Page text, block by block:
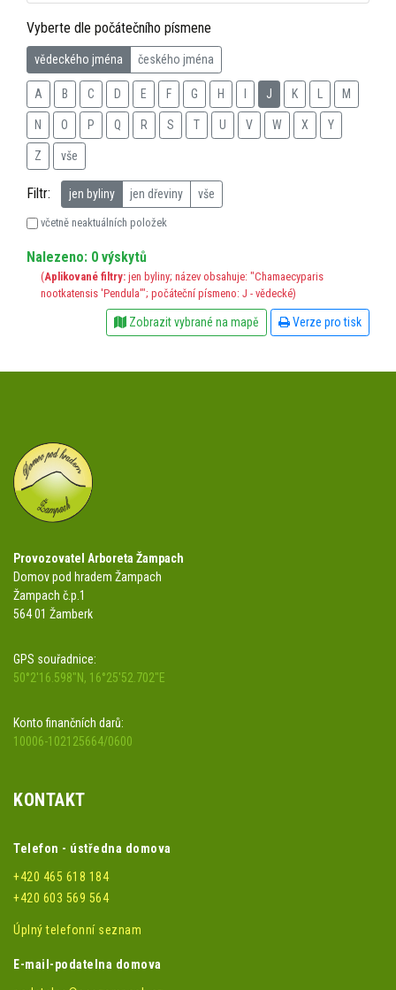
Vyberte dle počátečního písmene
vědeckého jména českého jména
A B C D E F G H J K M
N O P Q R S T U V W X Y
Z vše
Filtr: jen byliny jen dřeviny vše
včetně neaktuálních položek
Nalezeno: 0 výskytů
(Aplikované filtry: jen byliny; název obsahuje: "Chamaecyparis
nootkatensis 'Pendula'"; počáteční písmeno: J - vědecké)
Zobrazit vybrané na mapě Verze pro tisk
Provozovatel Arboreta Žampach
Domov pod hradem Žampach
Žampach č.p.1
564 01 Žamberk
GPS souřadnice:
50°2'16.598"N, 16°25'52.702"E
Konto finančních darů:
10006-102125664/0600
KONTAKT
Telefon - ústředna domova
+420 465 618 184
+420 603 569 564
Úplný telefonní seznam
E-mail-podatelna domova